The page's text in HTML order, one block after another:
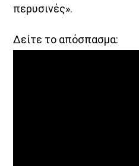
περυσινές».
Δείτε το απόσπασμα: